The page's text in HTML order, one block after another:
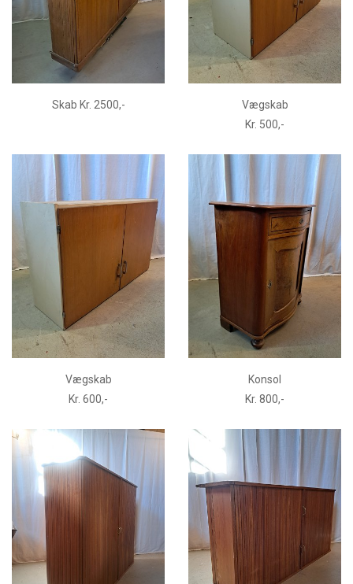
Skab Kr. 2500,-
Vægskab
Kr. 500,-
Vægskab
Kr. 600,-
Konsol
Kr. 800,-